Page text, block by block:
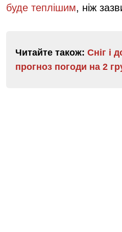
буде теплішим, ніж
Читайте також: Сніг і
прогноз погоди на 2